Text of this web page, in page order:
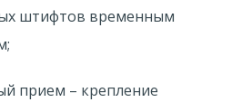
штифтов временным
прием – крепление